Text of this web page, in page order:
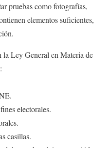
pruebas como fotografías,
elementos suficientes,
la Ley General en Materia de
electorales.
casillas.